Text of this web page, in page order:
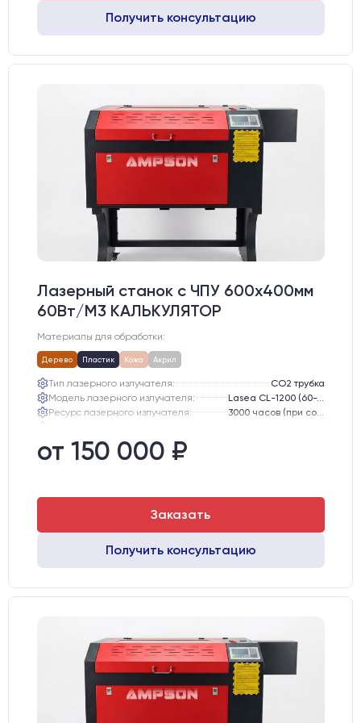
Получить консультацию
Лазерный станок c ЧПУ 600х400мм
60Вт/М3 КАЛЬКУЛЯТОР
Материалы для обработки:
Дерево Пластик Кожа Акрил
Тип лазерного излучателя:
СО2 трубка
Модель лазерного излучателя:
Lasea CL-1200 (60-75 Вт)
Ресурс лазерного излучателя:
3000 часов (при соблюдении условий эксплуатации)
Зеркала:
Интерфейс подключения станка к ПК:
от 150 000 ₽
Заказать
Получить консультацию